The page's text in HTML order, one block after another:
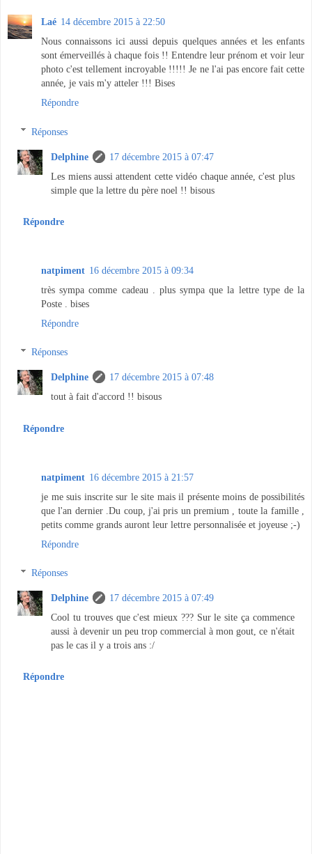
Laé 14 décembre 2015 à 22:50
Nous connaissons ici aussi depuis quelques années et les enfants
sont émerveillés à chaque fois !! Entendre leur prénom et voir leur
photo c'est tellement incroyable !!!!! Je ne l'ai pas encore fait cette
année, je vais m'y atteler !!! Bises
Répondre
Réponses
Delphine
17 décembre 2015 à 07:47
Les miens aussi attendent cette vidéo chaque année, c'est plus
simple que la lettre du père noel !! bisous
Répondre
natpiment 16 décembre 2015 à 09:34
très sympa comme cadeau . plus sympa que la lettre type de la
Poste . bises
Répondre
Réponses
Delphine
17 décembre 2015 à 07:48
tout à fait d'accord !! bisous
Répondre
natpiment 16 décembre 2015 à 21:57
je me suis inscrite sur le site mais il présente moins de possibilités
que l'an dernier .Du coup, j'ai pris un premium , toute la famille ,
petits comme grands auront leur lettre personnalisée et joyeuse ;-)
Répondre
Réponses
Delphine
17 décembre 2015 à 07:49
Cool tu trouves que c'est mieux ??? Sur le site ça commence
aussi à devenir un peu trop commercial à mon gout, ce n'était
pas le cas il y a trois ans :/
Répondre